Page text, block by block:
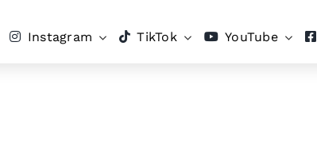
Instagram TikTok YouTube